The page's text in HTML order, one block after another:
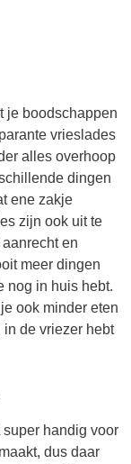
je boodschappen
vrieslades
alles overhoop
dingen
ene zakje
zijn ook uit te
en
meer dingen
nog in huis hebt.
ook minder eten
de vriezer hebt
handig voor
dus daar